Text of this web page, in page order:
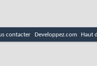
contacter Developpez.com Haut